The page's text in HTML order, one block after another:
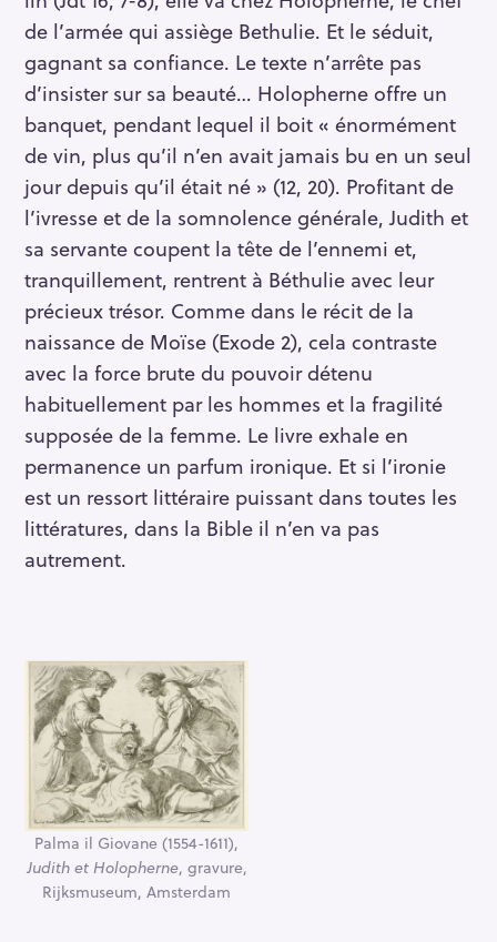
de l’armée qui assiège Bethulie. Et le séduit,
gagnant sa confiance. Le texte n’arrête pas
d’insister sur sa beauté… Holopherne offre un
banquet, pendant lequel il boit « énormément
de vin, plus qu’il n’en avait jamais bu en un seul
jour depuis qu’il était né » (12, 20). Profitant de
l’ivresse et de la somnolence générale, Judith et
sa servante coupent la tête de l’ennemi et,
tranquillement, rentrent à Béthulie avec leur
précieux trésor. Comme dans le récit de la
naissance de Moïse (Exode 2), cela contraste
avec la force brute du pouvoir détenu
habituellement par les hommes et la fragilité
supposée de la femme. Le livre exhale en
permanence un parfum ironique. Et si l’ironie
est un ressort littéraire puissant dans toutes les
littératures, dans la Bible il n’en va pas
autrement.
Palma il Giovane (1554-1611),
Judith et Holopherne, gravure,
Rijksmuseum, Amsterdam